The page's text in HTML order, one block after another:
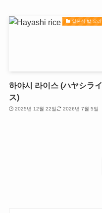
일본식 밥 요리
하야시 라이스 (ハヤシライ
ス)
2025년 12월 22일 2026년 7월 5일